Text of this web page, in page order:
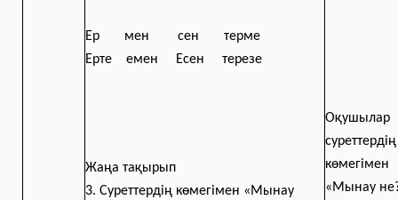
Ер мен сен терме
Ерте емен Есен терезе
Жаңа тақырып
3. Суреттердің көмегімен «Мынау
Оқушылар
суреттердің
көмегімен
«Мынау